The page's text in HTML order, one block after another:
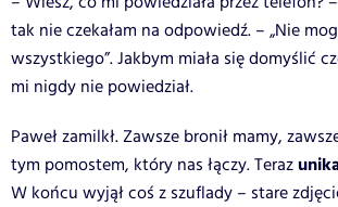
tak nie czekałam na odpowiedź. – „Nie
wszystkiego”. Jakbym miała się domyślić
mi nigdy nie powiedział.
Paweł zamilkł. Zawsze bronił mamy,
tym pomostem, który nas łączy. Teraz
W końcu wyjął coś z szuflady – stare